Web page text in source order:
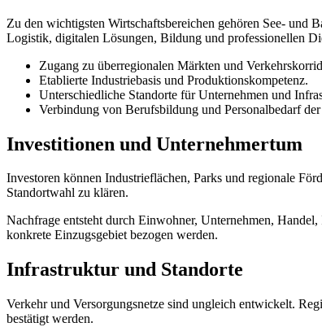
Zu den wichtigsten Wirtschaftsbereichen gehören See- und
Logistik, digitalen Lösungen, Bildung und professionellen
Zugang zu überregionalen Märkten und
Etablierte Industriebasis und Produktionskompetenz.
Unterschiedliche Standorte für Unternehmen und
Verbindung von Berufsbildung und Personalbedarf
Investitionen und Unternehmertum
Investoren können Industrieflächen, Parks und regionale
Standortwahl zu klären.
Nachfrage entsteht durch Einwohner, Unternehmen,
konkrete Einzugsgebiet bezogen werden.
Infrastruktur und Standorte
Verkehr und Versorgungsnetze sind ungleich entwickelt.
bestätigt werden.